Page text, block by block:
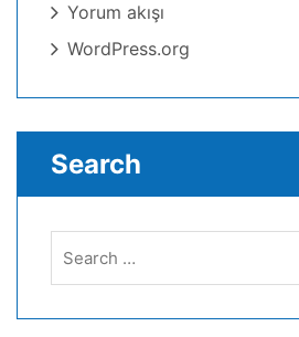
Yorum akışı
WordPress.org
Search